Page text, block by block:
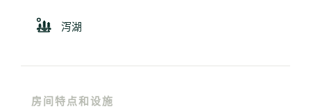
泻湖
房间特点和设施